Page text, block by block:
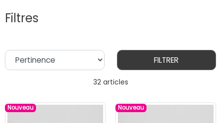
Filtres
32 articles
FILTRER
Nouveau Nouveau